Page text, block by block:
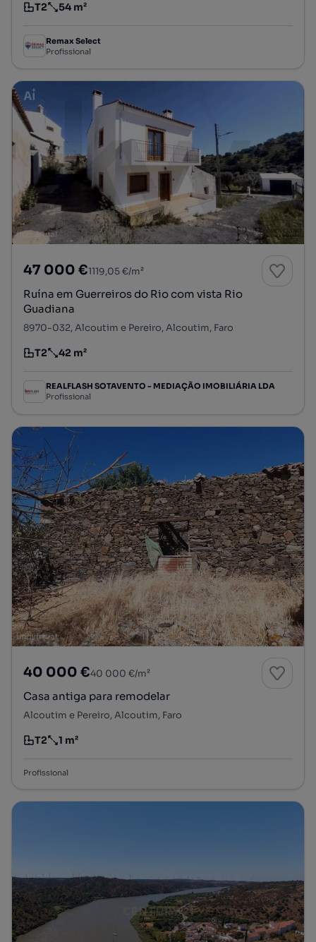
Tipologia
T2
Preço por metro quadrado
54 m²
Remax Select
Profissional
47 000 €1119,05 €/m²
Ruína em Guerreiros do Rio com vista Rio
Guadiana
8970-032, Alcoutim e Pereiro, Alcoutim, Faro
Tipologia
T2
Preço por metro quadrado
42 m²
REALFLASH SOTAVENTO - MEDIAÇÃO IMOBILIÁRIA LDA
Profissional
40 000 €40 000 €/m²
Casa antiga para remodelar
Alcoutim e Pereiro, Alcoutim, Faro
Tipologia
T2
Preço por metro quadrado
1 m²
Profissional